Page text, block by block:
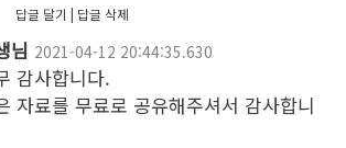
답글 달기 답글 삭제
님 2021-04-12 20:44:35.630
감사합니다.
자료를 무료로 공유해주셔서 감사합니